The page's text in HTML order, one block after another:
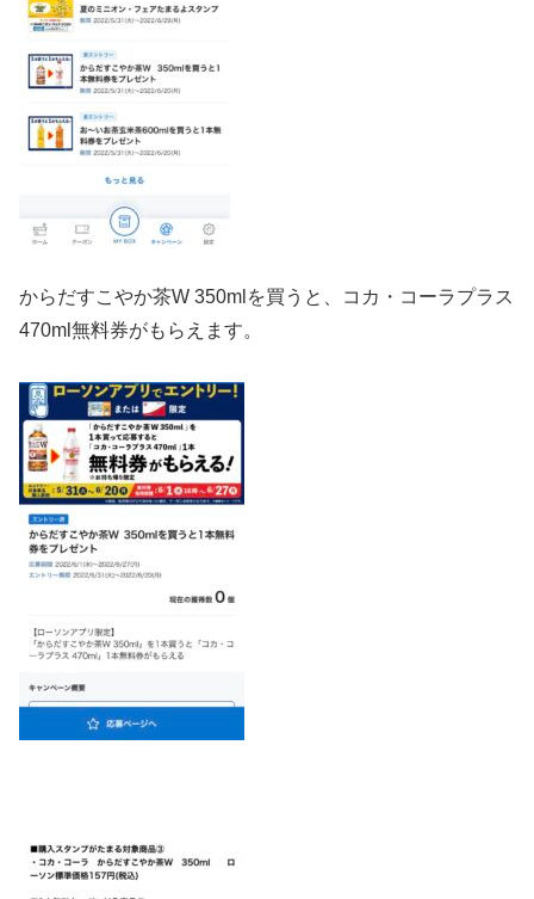
からだすこやか茶W 350mlを買うと、コカ・コーラプラス
470ml無料券がもらえます。